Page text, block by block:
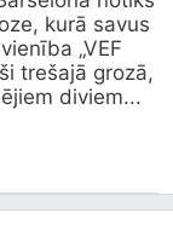
kurā savus
„VEF
trešajā grozā,
diviem...